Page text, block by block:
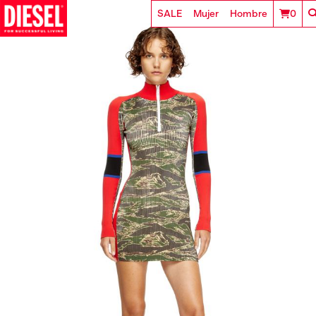
SALE Mujer Hombre 0